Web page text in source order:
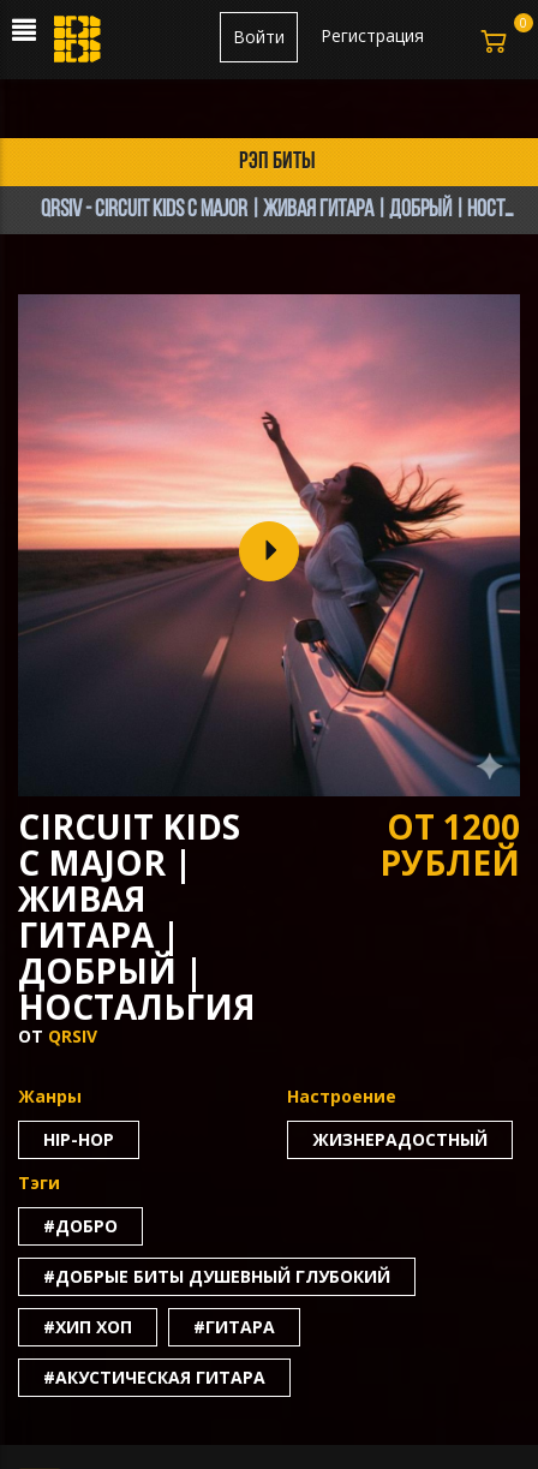
Регистрация
Войти
рэп биты
QRSIV - CIRCUIT KIDS C Major | Живая гитара | Добрый | Ностальгия
CIRCUIT KIDS
C MAJOR |
ЖИВАЯ
ГИТАРА |
ДОБРЫЙ |
НОСТАЛЬГИЯ
ОТ QRSIV
ОТ 1200
РУБЛЕЙ
Жанры
HIP-HOP
Настроение
ЖИЗНЕРАДОСТНЫЙ
Тэги
#ДОБРО
#ДОБРЫЕ БИТЫ ДУШЕВНЫЙ ГЛУБОКИЙ
#ХИП ХОП #ГИТАРА
#АКУСТИЧЕСКАЯ ГИТАРА
0